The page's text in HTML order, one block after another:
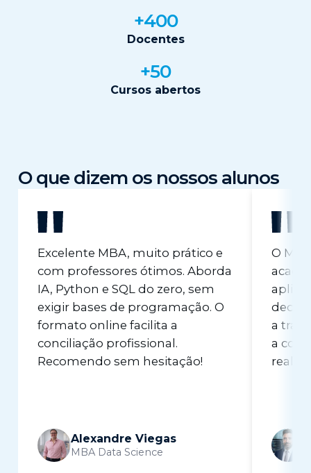
+400
Docentes
+50
Cursos abertos
O que dizem os nossos alunos
Excelente MBA, muito prático e
com professores ótimos. Aborda
IA, Python e SQL do zero, sem
exigir bases de programação. O
formato online facilita a
conciliação profissional.
Recomendo sem hesitação!
Alexandre Viegas
MBA Data Science
O
a
a
real